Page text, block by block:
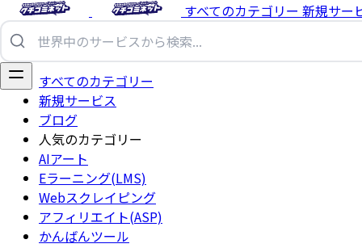
すべてのカテゴリー 新規サー
すべてのカテゴリー
新規サービス
ブログ
人気のカテゴリー
AIアート
Eラーニング(LMS)
Webスクレイピング
アフィリエイト(ASP)
かんばんツール